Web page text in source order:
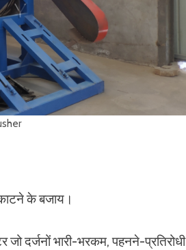
के बजाय।
जो दर्जनों भारी-भरकम, पहनने-